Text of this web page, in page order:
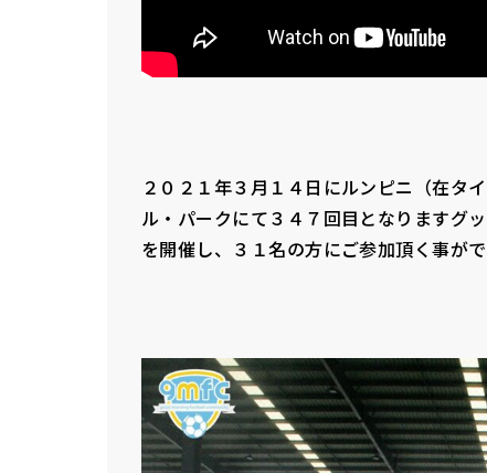
２０２１年３月１４日にルンピニ（在タ
ル・パークにて３４７回目となりますグ
を開催し、３１名の方にご参加頂く事がで